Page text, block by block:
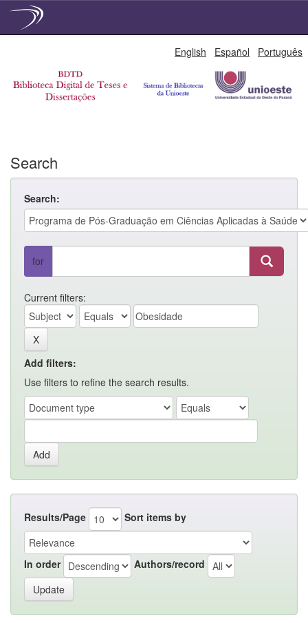
English Español Português
Search
Search:
for
Current filters:
Add filters:
Use filters to refine the search results.
Results/Page Sort items by
In order Authors/record